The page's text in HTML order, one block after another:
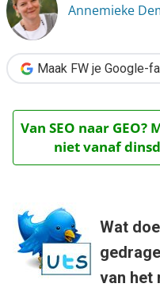
Annemieke
Maak FW je Google-
Van SEO naar
niet vanaf
Wat
van het